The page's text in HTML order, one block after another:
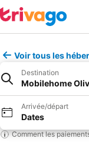
Voir tous les
Destination
Mobilehome
Arrivée/départ
Dates
Comment les